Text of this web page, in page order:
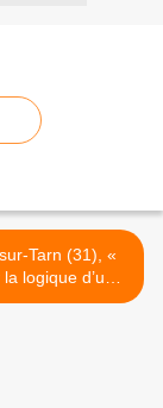
Tarn (31), «
logique d’une
multinationale » >